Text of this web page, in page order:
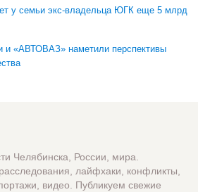
у семьи экс-владельца ЮГК еще 5 млрд
и «АВТОВАЗ» наметили перспективы
Челябинска, России, мира.
лайфхаки, конфликты,
видео. Публикуем свежие